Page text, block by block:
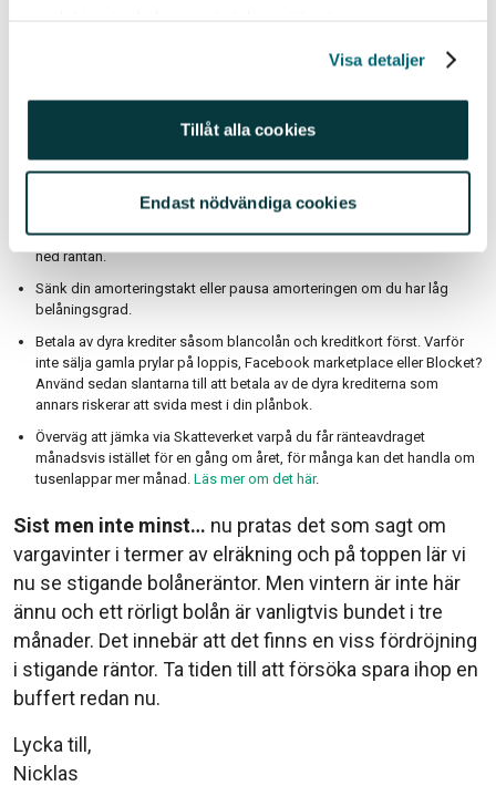
Visa detaljer
Tillåt alla cookies
Endast nödvändiga cookies
behöva stöd medan vi på längre sikt nog mår gott av
Så vad kan man göra på kort sikt?
kan man kapa mer kostnaden än man tror.
Konkurrensutsätt ditt bolån – ofta är det enklare än man kan tro att få
ned räntan.
Sänk din amorteringstakt eller pausa amorteringen om du har låg
belåningsgrad.
Betala av dyra krediter såsom blancolån och kreditkort först. Varför
inte sälja gamla prylar på loppis, Facebook marketplace eller Blocket?
Använd sedan slantarna till att betala av de dyra krediterna som
annars riskerar att svida mest i din plånbok.
Överväg att jämka via Skatteverket varpå du får ränteavdraget
månadsvis istället för en gång om året, för många kan det handla om
tusenlappar mer månad. Läs mer om det här.
Sist men inte minst… nu pratas det som sagt om
vargavinter i termer av elräkning och på toppen lär vi
nu se stigande bolåneräntor. Men vintern är inte här
ännu och ett rörligt bolån är vanligtvis bundet i tre
månader. Det innebär att det finns en viss fördröjning
i stigande räntor. Ta tiden till att försöka spara ihop en
buffert redan nu.
Lycka till,
Nicklas